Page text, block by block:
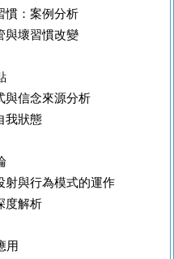
慣：案例分析
與壞習慣改變
與信念來源分析
我狀態
與行為模式的運作
度解析
用